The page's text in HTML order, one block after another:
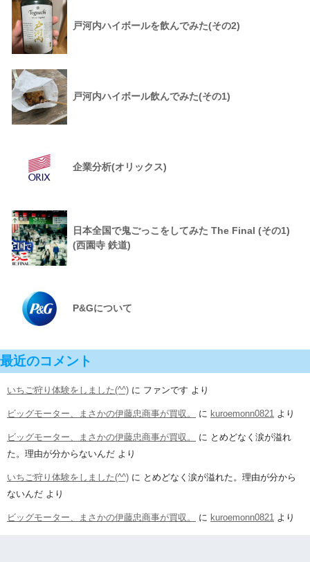
戸河内ハイボールを飲んでみた(その2)
戸河内ハイボール飲んでみた(その1)
企業分析(オリックス)
日本全国で鬼ごっこをしてみた The Final (その1)
(西園寺 鉄道)
P&Gについて
最近のコメント
いちご狩り体験をしました(^^) に ファンです より
ビッグモーター、まさかの伊藤忠商事が買収。 に kuroemonn0821 より
ビッグモーター、まさかの伊藤忠商事が買収。 に とめどなく涙が溢れ
た。理由が分からないんだ より
いちご狩り体験をしました(^^) に とめどなく涙が溢れた。理由が分から
ないんだ より
ビッグモーター、まさかの伊藤忠商事が買収。 に kuroemonn0821 より